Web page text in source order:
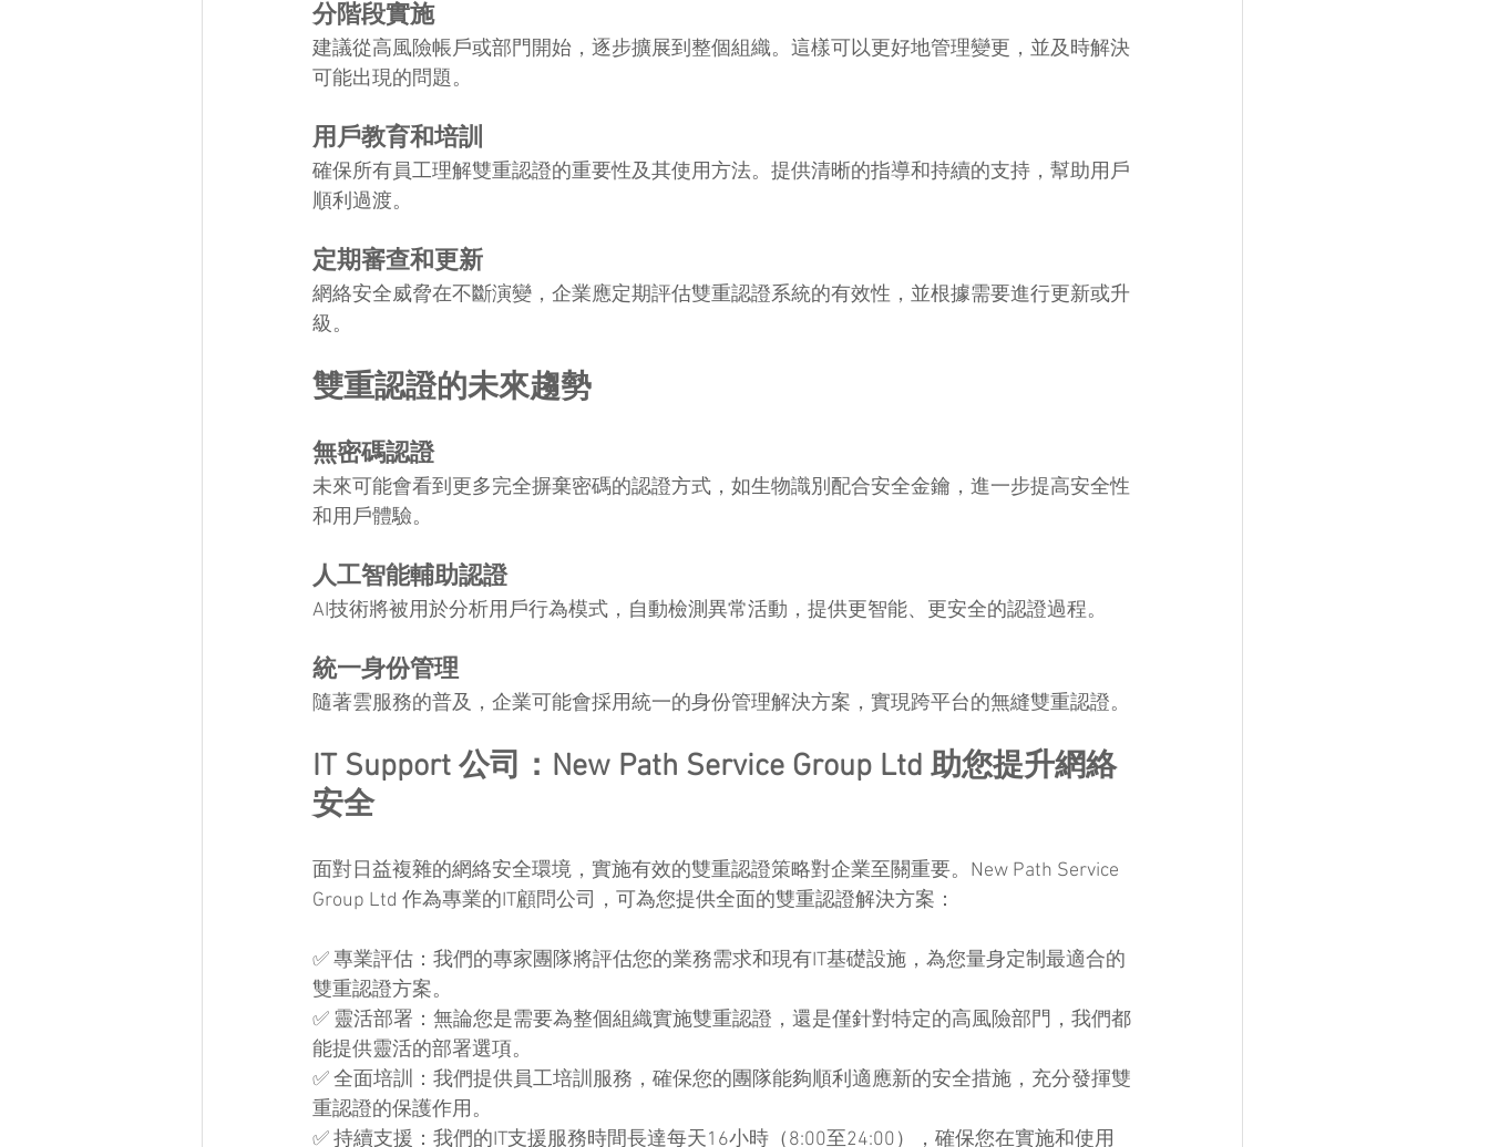
分階段實施
建議從高風險帳戶或部門開始，逐步擴展到整個組織。這樣可以更好地管理變更，並及時解決
可能出現的問題。
用戶教育和培訓
確保所有員工理解雙重認證的重要性及其使用方法。提供清晰的指導和持續的支持，幫助用戶
順利過渡。
定期審查和更新
網絡安全威脅在不斷演變，企業應定期評估雙重認證系統的有效性，並根據需要進行更新或升
級。
雙重認證的未來趨勢
無密碼認證
未來可能會看到更多完全摒棄密碼的認證方式，如生物識別配合安全金鑰，進一步提高安全性
和用戶體驗。
人工智能輔助認證
AI技術將被用於分析用戶行為模式，自動檢測異常活動，提供更智能、更安全的認證過程。
統一身份管理
隨著雲服務的普及，企業可能會採用統一的身份管理解決方案，實現跨平台的無縫雙重認證。
IT Support 公司：New Path Service Group Ltd 助您提升網絡
安全
面對日益複雜的網絡安全環境，實施有效的雙重認證策略對企業至關重要。New Path Service
Group Ltd 作為專業的IT顧問公司，可為您提供全面的雙重認證解決方案：
✅ 專業評估：我們的專家團隊將評估您的業務需求和現有IT基礎設施，為您量身定制最適合的
雙重認證方案。
✅ 靈活部署：無論您是需要為整個組織實施雙重認證，還是僅針對特定的高風險部門，我們都
能提供靈活的部署選項。
✅ 全面培訓：我們提供員工培訓服務，確保您的團隊能夠順利適應新的安全措施，充分發揮雙
重認證的保護作用。
✅ 持續支援：我們的IT支援服務時間長達每天16小時（8:00至24:00），確保您在實施和使用